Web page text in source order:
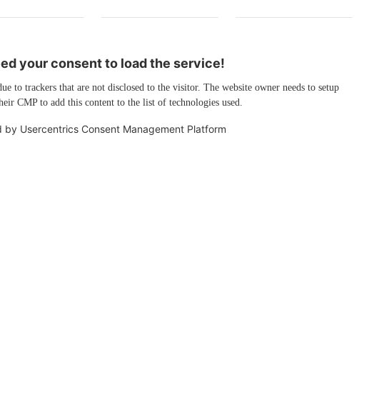
your consent to load the service!
to trackers that are not disclosed to the visitor. The website owner needs to setup
CMP to add this content to the list of technologies used.
by Usercentrics Consent Management Platform